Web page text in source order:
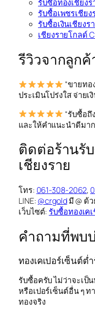
รับซื้อทองเชียงร
รับซื้อเพชรเชียง
รับซื้อเงินเชียงร
เชียงรายโกลด์
รีวิวจากลูกค้
“ขายท
ประเมินโปร่งใส จ่ายเงิ
“รับซื้อ
และให้คำแนะนำดีมา
ติดต่อร้านรั
เชียงราย
โทร: 061-308-2062,
LINE: @crgoldมี @ ด้
เว็บไซต์: รับซื้อทองเค
คำถามที่พบ
ทองเคเปอร์เซ็นต์ต่
รับซื้อครับ ไม่ว่าจะเป็นท
หรือเปอร์เซ็นต์อื่น ๆ ท
ทองจริง